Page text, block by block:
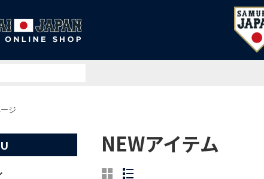
侍ジャパンオフィシャ
ジ
NEWアイテム